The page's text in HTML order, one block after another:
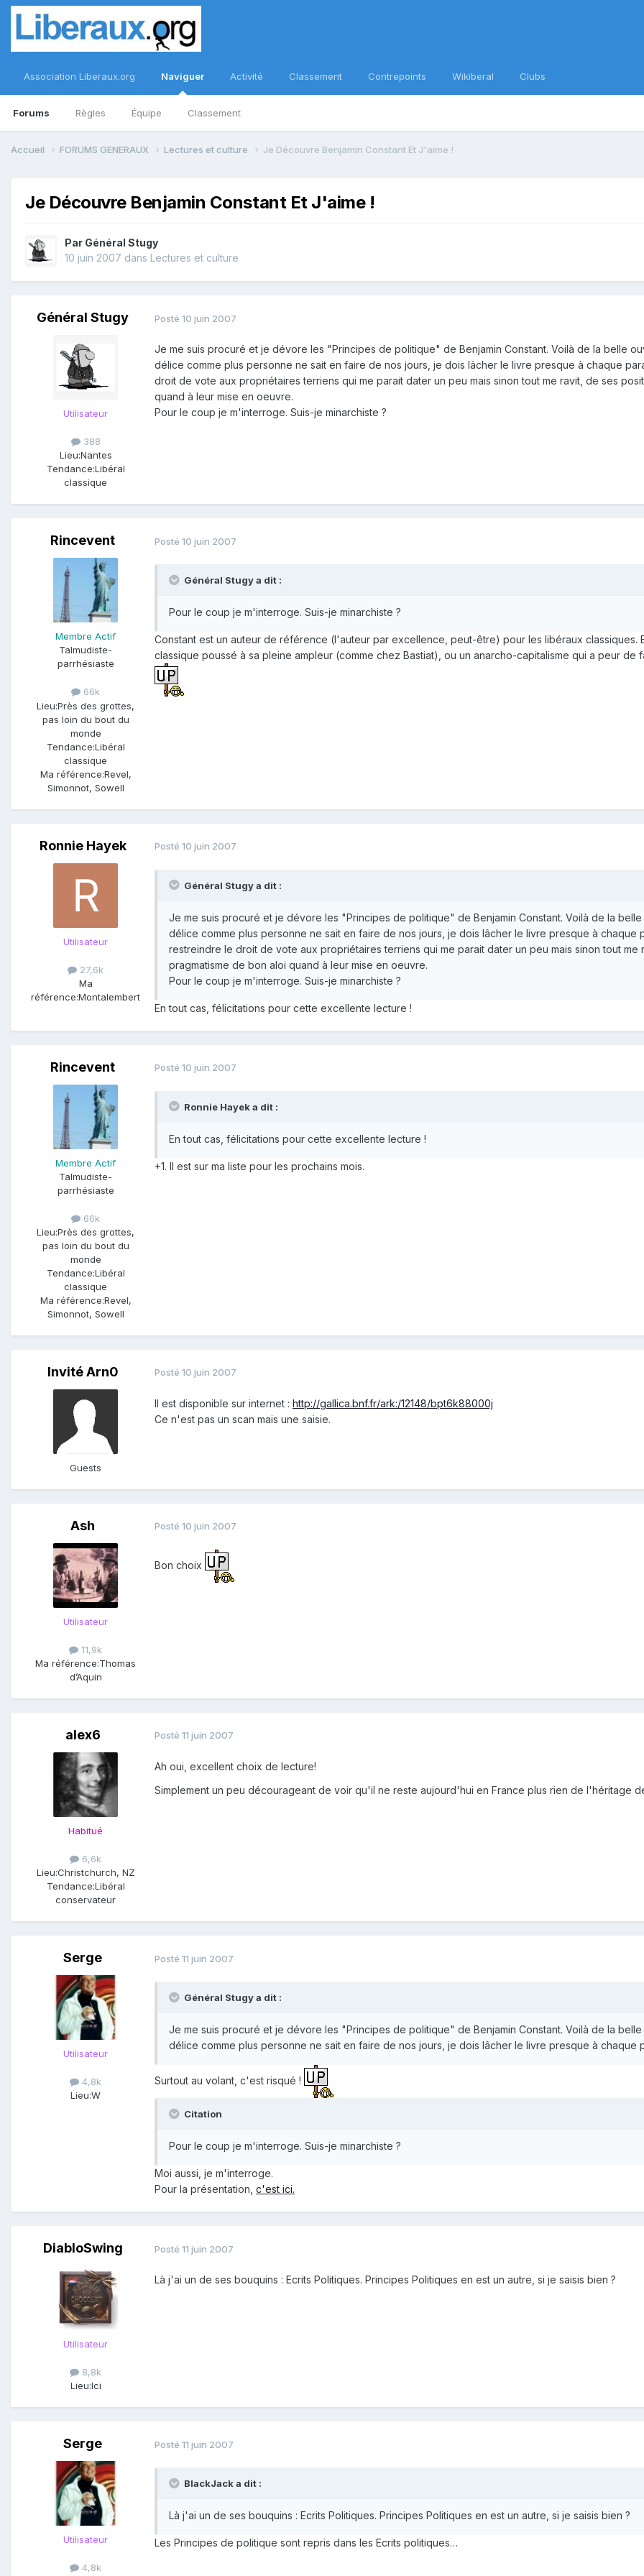
Association Liberaux.org Naviguer
Forums Règles Équipe Classement
Activité Classement Contrepoints Wikiberal Clubs
Accueil FORUMS GENERAUX Lectures et culture Je Découvre Benjamin Constant Et J'aime !
Je Découvre Benjamin Constant Et J'aime !
Par Général Stugy
10 juin 2007 dans Lectures et culture
Général Stugy
Utilisateur
388
Lieu:Nantes
Tendance:Libéral
classique
Posté 10 juin 2007
Je me suis procuré et je dévore les "Principes de politique" de Benjamin Constant. Voilà de la belle
délice comme plus personne ne sait en faire de nos jours, je dois lâcher le livre presque à chaque
droit de vote aux propriétaires terriens qui me parait dater un peu mais sinon tout me ravit, de ses
quand à leur mise en oeuvre.
Pour le coup je m'interroge. Suis-je minarchiste ?
Rincevent
Membre Actif
Talmudiste-
parrhésiaste
66k
Lieu:Près des grottes,
pas loin du bout du
monde
Tendance:Libéral
classique
Ma référence:Revel,
Simonnot, Sowell
Posté 10 juin 2007
Général Stugy a dit :
Pour le coup je m'interroge. Suis-je minarchiste ?
Constant est un auteur de référence (l'auteur par excellence, peut-être) pour les libéraux classiques.
classique poussé à sa pleine ampleur (comme chez Bastiat), ou un anarcho-capitalisme qui a peur
Ronnie Hayek
Utilisateur
27,6k
Ma
référence:Montalembert
Posté 10 juin 2007
Général Stugy a dit :
Je me suis procuré et je dévore les "Principes de politique" de Benjamin Constant. Voilà de la
délice comme plus personne ne sait en faire de nos jours, je dois lâcher le livre presque à
restreindre le droit de vote aux propriétaires terriens qui me parait dater un peu mais sinon tout
pragmatisme de bon aloi quand à leur mise en oeuvre.
Pour le coup je m'interroge. Suis-je minarchiste ?
En tout cas, félicitations pour cette excellente lecture !
Rincevent
Membre Actif
Talmudiste-
parrhésiaste
66k
Lieu:Près des grottes,
pas loin du bout du
monde
Tendance:Libéral
classique
Ma référence:Revel,
Simonnot, Sowell
Posté 10 juin 2007
Ronnie Hayek a dit :
En tout cas, félicitations pour cette excellente lecture !
+1. Il est sur ma liste pour les prochains mois.
Invité Arn0
Guests
Posté 10 juin 2007
Il est disponible sur internet : http://gallica.bnf.fr/ark:/12148/bpt6k88000j
Ce n'est pas un scan mais une saisie.
Ash
Utilisateur
11,9k
Ma référence:Thomas
d’Aquin
Posté 10 juin 2007
Bon choix
alex6
Habitué
6,6k
Lieu:Christchurch, NZ
Tendance:Libéral
conservateur
Posté 11 juin 2007
Ah oui, excellent choix de lecture!
Simplement un peu décourageant de voir qu'il ne reste aujourd'hui en France plus rien de l'héritage
Serge
Utilisateur
4,8k
Lieu:W
Posté 11 juin 2007
Général Stugy a dit :
Je me suis procuré et je dévore les "Principes de politique" de Benjamin Constant. Voilà de la
délice comme plus personne ne sait en faire de nos jours, je dois lâcher le livre presque à chaque
Surtout au volant, c'est risqué !
Citation
Pour le coup je m'interroge. Suis-je minarchiste ?
Moi aussi, je m'interroge.
Pour la présentation, c'est ici.
DiabloSwing
Utilisateur
8,8k
Lieu:Ici
Posté 11 juin 2007
Là j'ai un de ses bouquins : Ecrits Politiques. Principes Politiques en est un autre, si je saisis bien ?
Serge
Utilisateur
4,8k
Posté 11 juin 2007
BlackJack a dit :
Là j'ai un de ses bouquins : Ecrits Politiques. Principes Politiques en est un autre, si je saisis bien ?
Les Principes de politique sont repris dans les Ecrits politiques…